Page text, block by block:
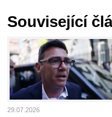
Související
29.07.2026